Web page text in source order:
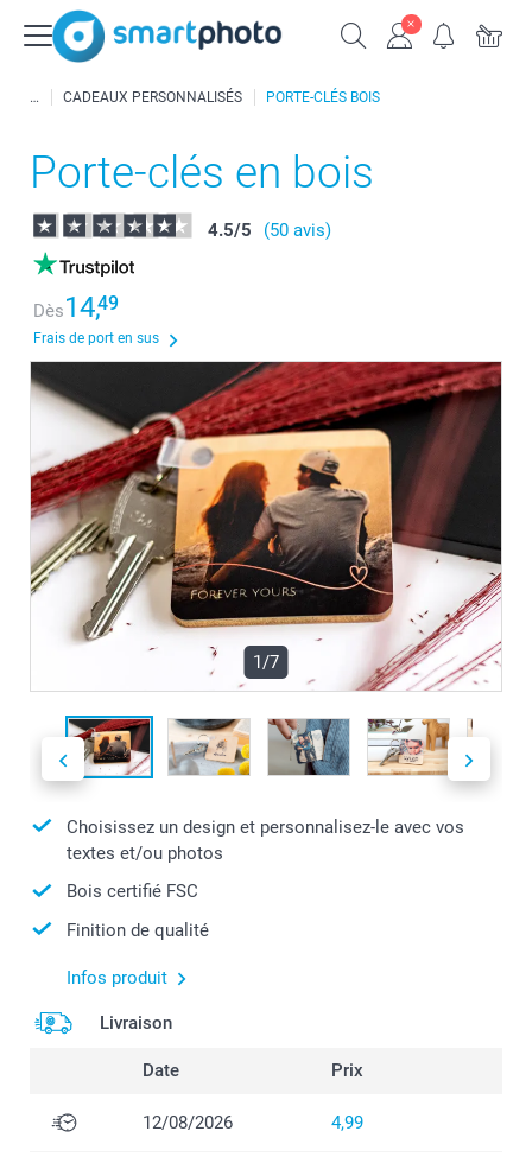
CADEAUX PERSONNALISÉS PORTE-CLÉS BOIS
Porte-clés en bois
4.5/5 (50 avis)
Dès14,49
Frais de port en sus
1/7
Choisissez un design et personnalisez-le avec vos
textes et/ou photos
Bois certifié FSC
Finition de qualité
Infos produit
Livraison
Date Prix
12/08/2026 4,99